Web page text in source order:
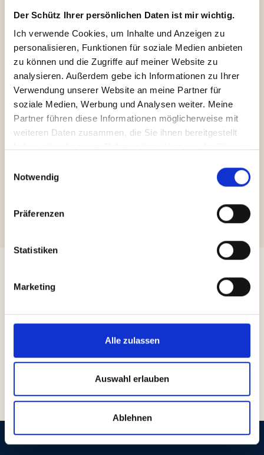
Der Schütz Ihrer persönlichen Daten ist mir wichtig.
Ich verwende Cookies, um Inhalte und Anzeigen zu
personalisieren, Funktionen für soziale Medien anbieten
zu können und die Zugriffe auf meiner Website zu
analysieren. Außerdem gebe ich Informationen zu Ihrer
Verwendung unserer Website an meine Partner für
soziale Medien, Werbung und Analysen weiter. Meine
Partner führen diese Informationen möglicherweise mit
weiteren Daten zusammen, die Sie ihnen bereitgestellt
Notwendig
Präferenzen
Statistiken
Marketing
Alle zulassen
Auswahl erlauben
Ablehnen
sprechen. Ich unterstütze Sie sofort.
040 808 12 462
Bürozeiten 9:00 –18:00 Uhr. In Krisen 24/7 für
Mehr Infos
4,97 von 5
100%